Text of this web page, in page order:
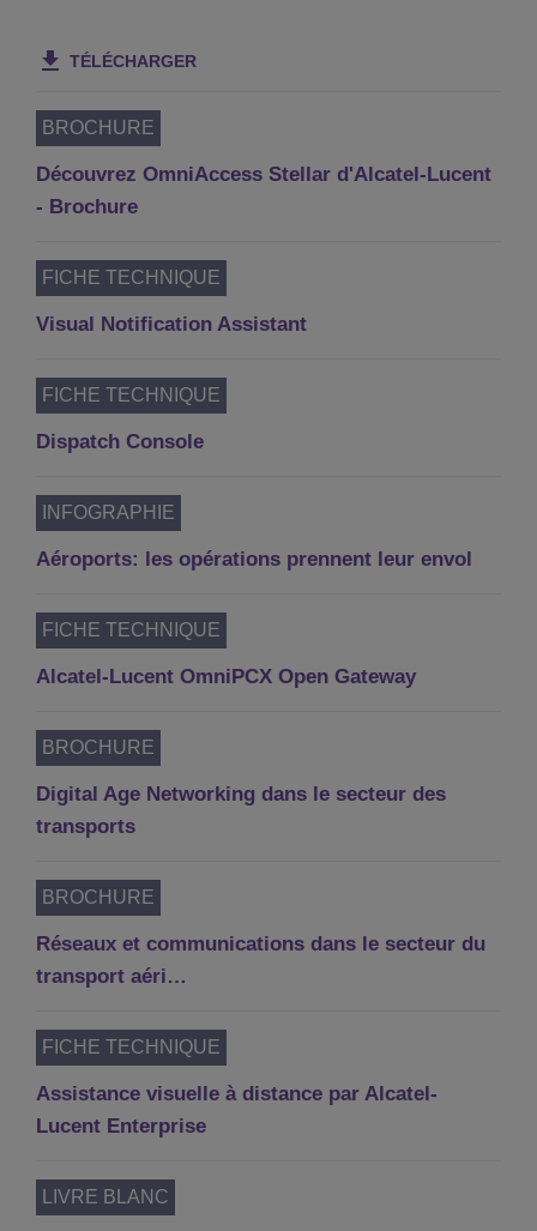
TÉLÉCHARGER
BROCHURE
Découvrez OmniAccess Stellar d'Alcatel-Lucent
- Brochure
FICHE TECHNIQUE
Visual Notification Assistant
FICHE TECHNIQUE
Dispatch Console
INFOGRAPHIE
Aéroports: les opérations prennent leur envol
FICHE TECHNIQUE
Alcatel-Lucent OmniPCX Open Gateway
BROCHURE
Digital Age Networking dans le secteur des
transports
BROCHURE
Réseaux et communications dans le secteur du
transport aéri…
FICHE TECHNIQUE
Assistance visuelle à distance par Alcatel-
Lucent Enterprise
LIVRE BLANC